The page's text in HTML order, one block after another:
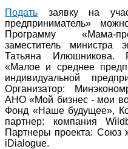
Подать заявку на
предприниматель»
Программу «Мама-
заместитель министра
Татьяна Илюшникова.
«Малое и среднее
индивидуальной
Организатор:
АНО «Мой бизнес - мои
Фонд «Наше будущее»,
партнер: компания
Партнеры проекта: Союз
iDialogue.